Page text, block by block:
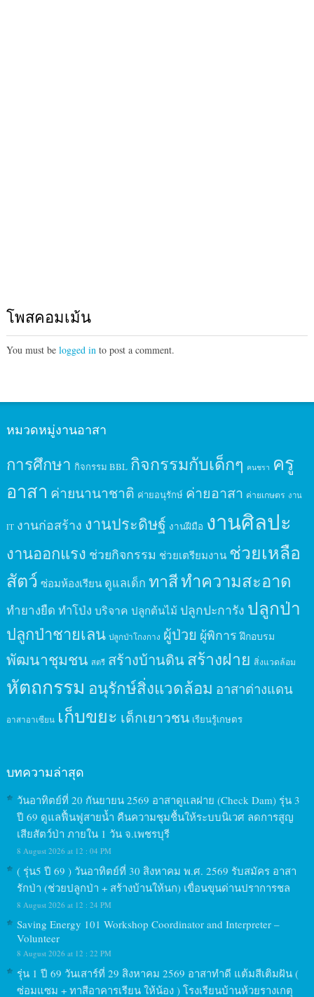
โพสคอมเม้น
You must be logged into post a comment.
หมวดหมู่งานอาสา
การศึกษา กิจกรรม BBL กิจกรรมกับเด็กๆ คนชรา ครู
อาสา ค่ายนานาชาติ ค่ายอนุรักษ์ ค่ายอาสา ค่ายเกษตร งาน
IT งานก่อสร้าง งานประดิษฐ์ งานฝีมือ งานศิลปะ
งานออกแรง ช่วยกิจกรรม ช่วยเตรียมงาน ช่วยเหลือ
สัตว์ ซ่อมห้องเรียน ดูแลเด็ก ทาสีทำความสะอาด
ทำยางยืด ทำโป่ง บริจาค ปลูกต้นไม้ ปลูกปะการัง ปลูกป่า
ปลูกป่าชายเลน ปลูกป่าโกงกาง ผู้ป่วย ผู้พิการ ฝึกอบรม
พัฒนาชุมชน สตรี สร้างบ้านดินสร้างฝาย สิ่งแวดล้อม
หัตถกรรม อนุรักษ์สิ่งแวดล้อม อาสาต่างแดน
อาสาอาเซียน เก็บขยะ เด็กเยาวชน เรียนรู้เกษตร
บทความล่าสุด
วันอาทิตย์ที่ 20 กันยายน 2569 อาสาดูแลฝาย (Check Dam) รุ่น 3
ปี 69 ดูแลฟื้นฟูสายน้ำ คืนความชุมชื้นให้ระบบนิเวศ ลดการสูญ
เสียสัตว์ป่า ภายใน 1 วัน จ.เพชรบุรี
8 August 2026 at 12 : 04 PM
( รุ่น5 ปี 69 ) วันอาทิตย์ที่ 30 สิงหาคม พ.ศ. 2569 รับสมัคร อาสา
รักป่า (ช่วยปลูกป่า + สร้างบ้านให้นก) เขื่อนขุนด่านปราการชล
8 August 2026 at 12 : 24 PM
Saving Energy 101 Workshop Coordinator and Interpreter –
Volunteer
8 August 2026 at 12 : 22 PM
รุ่น 1 ปี 69 วันเสาร์ที่ 29 สิงหาคม 2569 อาสาทำดี แต้มสีเติมฝัน (
ซ่อมแซม + ทาสีอาคารเรียน ให้น้อง ) โรงเรียนบ้านห้วยรางเกตุ